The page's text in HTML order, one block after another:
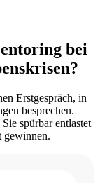
bei
Erstgespräch, in
besprechen.
spürbar entlastet
gewinnen.